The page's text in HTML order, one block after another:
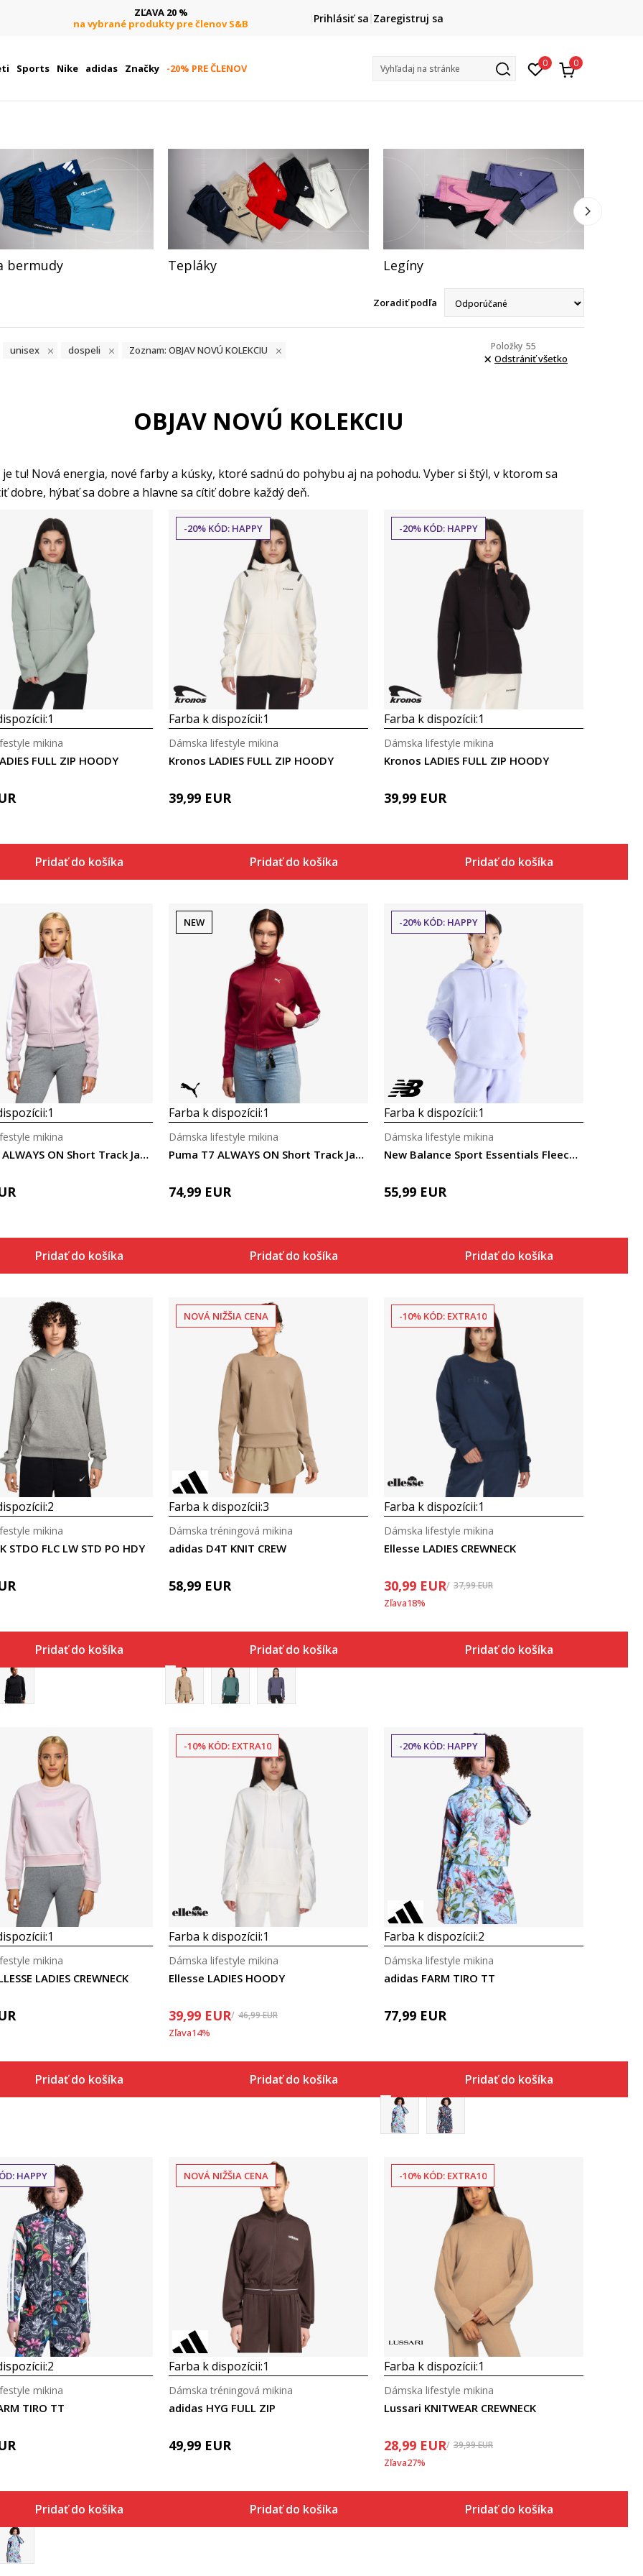
DOPRAVA ZADARMO
pri objednaní nad 80 €(neplatí pre Click&Collect)
HAPPY HOURS -20 %
Na vybrané nezľavnené kúsky. Len do 9. 8.
Prihlásiť sa Zaregistruj sa
Sports Nike adidas Značky -20% PRE ČLENOV Vyhľadaj na stránke 0 0
bermudy Tepláky Legíny
Zoradiť podľa
unisex dospeli Zoznam: OBJAV NOVÚ KOLEKCIU 55
Položky
Odstrániť všetko
OBJAV NOVÚ KOLEKCIU
je tu! Nová energia, nové farby a kúsky, ktoré sadnú do pohybu aj na pohodu. Vyber si štýl, v ktorom sa
dobre, hýbať sa dobre a hlavne sa cítiť dobre každý deň.
Porovnaj
1
FULL ZIP HOODY
mikina
Pridať do košíka
Porovnaj
-20% KÓD: HAPPY
Farba k dispozícii:1
Kronos LADIES FULL ZIP HOODY
Dámska lifestyle mikina
39,99 EUR
Pridať do košíka
-20% KÓD: HAPPY
Farba k dispozícii:1
Kronos LADIES FULL ZIP HOODY
Dámska lifestyle mikina
39,99 EUR
Pridať do košíka
Porovnaj
1
Puma T7 ALWAYS ON Short Track Jacket
mikina
Pridať do košíka
Porovnaj
NEW
Farba k dispozícii:1
Puma T7 ALWAYS ON Short Track Jacket
Dámska lifestyle mikina
74,99 EUR
Pridať do košíka
Porovnaj
-20% KÓD: HAPPY
Farba k dispozícii:1
New Balance Sport Essentials Fleece Hoodie
Dámska lifestyle mikina
55,99 EUR
Pridať do košíka
Porovnaj
2
STDO FLC LW STD PO HDY
mikina
Pridať do košíka
Porovnaj
NOVÁ NIŽŠIA CENA
Farba k dispozícii:3
adidas D4T KNIT CREW
Dámska tréningová mikina
58,99 EUR
Pridať do košíka
Porovnaj
-10% KÓD: EXTRA10
Farba k dispozícii:1
Ellesse LADIES CREWNECK
Dámska lifestyle mikina
30,99 EUR 37,99EUR
Zľava18%
Pridať do košíka
Porovnaj
1
LADIES CREWNECK
mikina
Pridať do košíka
Porovnaj
-10% KÓD: EXTRA10
Farba k dispozícii:1
Ellesse LADIES HOODY
Dámska lifestyle mikina
39,99 EUR 46,99EUR
Zľava14%
Pridať do košíka
Porovnaj
-20% KÓD: HAPPY
Farba k dispozícii:2
adidas FARM TIRO TT
Dámska lifestyle mikina
77,99 EUR
Pridať do košíka
Porovnaj
HAPPY
2
TIRO TT
mikina
Pridať do košíka
Porovnaj
NOVÁ NIŽŠIA CENA
Farba k dispozícii:1
adidas HYG FULL ZIP
Dámska tréningová mikina
49,99 EUR
Pridať do košíka
Porovnaj
-10% KÓD: EXTRA10
Farba k dispozícii:1
Lussari KNITWEAR CREWNECK
Dámska lifestyle mikina
28,99 EUR 39,99EUR
Zľava27%
Pridať do košíka